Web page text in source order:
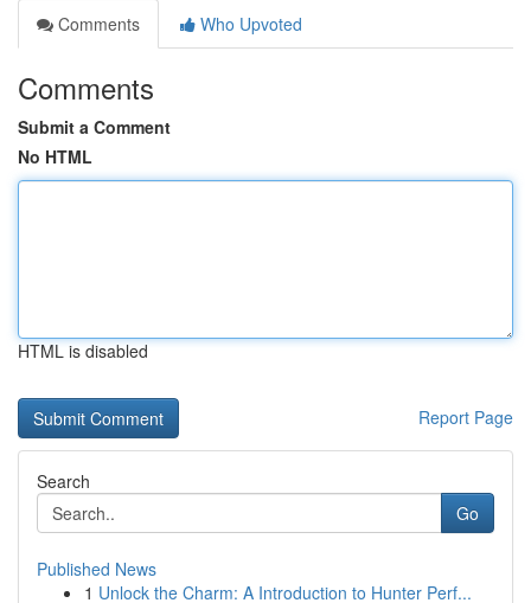
Comments
Who Upvoted
Comments
Submit a Comment
No HTML
HTML is disabled
Report Page
Search
Go
Published News
1 Unlock the Charm: A Introduction to Hunter Perf...